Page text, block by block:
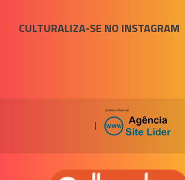
CULTURALIZA-SE NO INSTAGRAM
|